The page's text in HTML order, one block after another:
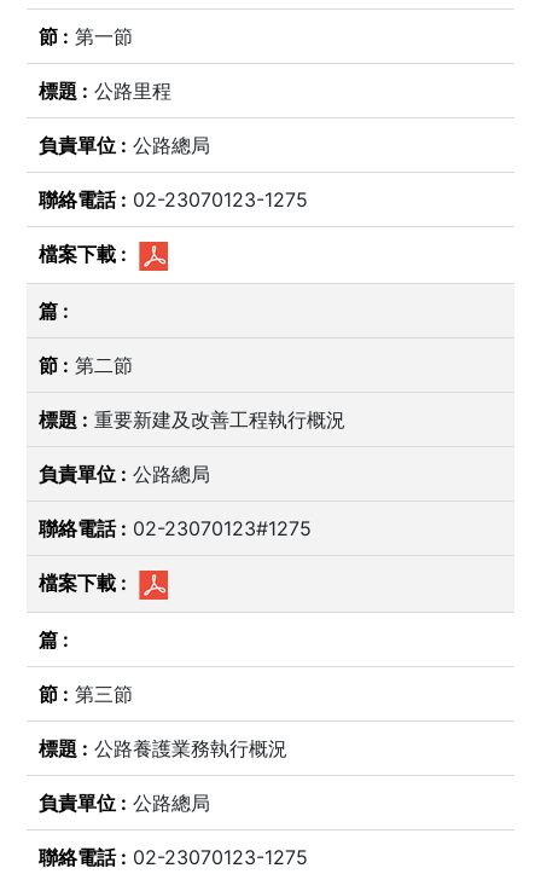
第一節
公路里程
公路總局
02-23070123-1275
第二節
重要新建及改善工程執行概況
公路總局
02-23070123#1275
第三節
公路養護業務執行概況
公路總局
02-23070123-1275